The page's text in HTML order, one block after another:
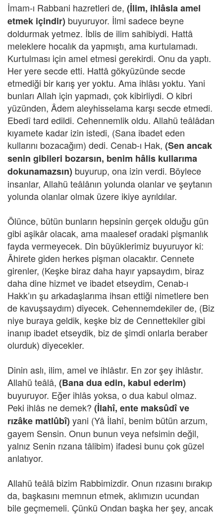
İmam-ı Rabbani hazretleri de, (İlim, ihlâsla amel
etmek içindir) buyuruyor. İlmi sadece beyne
doldurmak yetmez. İblis de ilim sahibiydi. Hattâ
meleklere hocalık da yapmıştı, ama kurtulamadı.
Kurtulması için amel etmesi gerekirdi. Onu da yaptı.
Her yere secde etti. Hattâ gökyüzünde secde
etmediği bir karış yer yoktu. Ama ihlâsı yoktu. Yani
bunları Allah için yapmadı, çok kibirliydi. O kibri
yüzünden, Âdem aleyhisselama karşı secde etmedi.
Ebedî tard edildi. Cehennemlik oldu. Allahü teâlâdan
kıyamete kadar izin istedi, (Sana ibadet eden
kullarını bozacağım) dedi. Cenab-ı Hak, (Sen ancak
senin gibileri bozarsın, benim hâlis kullarıma
dokunamazsın) buyurup, ona izin verdi. Böylece
insanlar, Allahü teâlânın yolunda olanlar ve şeytanın
yolunda olanlar olmak üzere ikiye ayrıldılar.
Ölünce, bütün bunların hepsinin gerçek olduğu gün
gibi aşikâr olacak, ama maalesef oradaki pişmanlık
fayda vermeyecek. Din büyüklerimiz buyuruyor ki:
Âhirete giden herkes pişman olacaktır. Cennete
girenler, (Keşke biraz daha hayır yapsaydım, biraz
daha dine hizmet ve ibadet etseydim, Cenab-ı
Hakk’ın şu arkadaşlarıma ihsan ettiği nimetlere ben
de kavuşsaydım) diyecek. Cehennemdekiler de, (Biz
niye buraya geldik, keşke biz de Cennettekiler gibi
inanıp ibadet etseydik, biz de şimdi onlarla beraber
olurduk) diyecekler.
Dinin aslı, ilim, amel ve ihlâstır. En zor şey ihlâstır.
Allahü teâlâ, (Bana dua edin, kabul ederim)
buyuruyor. Eğer ihlâs yoksa, o dua kabul olmaz.
Peki ihlâs ne demek? (İlahî, ente maksûdî ve
rızâke matlûbî) yani (Yâ İlahî, benim bütün arzum,
gayem Sensin. Onun bunun veya nefsimin değil,
yalnız Senin rızana tâlibim) ifadesi bunu çok güzel
anlatıyor.
Allahü teâlâ bizim Rabbimizdir. Onun rızasını bırakıp
da, başkasını memnun etmek, aklımızın ucundan
bile geçmemeli. Çünkü Ondan başka her şey, ancak